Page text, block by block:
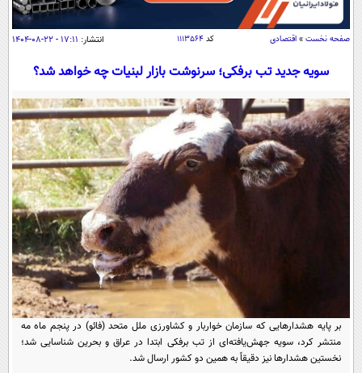
سیاسی
اقتصاد
حوادث
سلامت
یک برش دانایی
محیط زیست
سفر و تفریح
بین الملل
سیاست خارجی
فرهنگ و هنر
علم و دانش
فناوری و It
علمی
اخبار کریپتو
قرآن
گوناگون
سرگرمی
باشگاه مغز
فیلم
اقتصاد
سیاست
عصر ایران 2
خواندنی ها و دیدنی ها
داستان کوتاه
پیامک
آموزش زبان
صفحه نخست » اقتصادی کد۱۱۱۳۵۶۴ انتشار: ۱۷:۱۱ - ۲۲-۰۸-۱۴۰۴
سویه جدید تب برفکی؛ سرنوشت بازار لبنیات چه خواهد شد؟
بر پایه هشدارهایی که سازمان خواربار و کشاورزی ملل متحد (فائو) در پنجم ماه مه
منتشر کرد، سویه جهش‌یافته‌ای از تب برفکی ابتدا در عراق و بحرین شناسایی شد؛
نخستین هشدارها نیز دقیقاً به همین دو کشور ارسال شد.